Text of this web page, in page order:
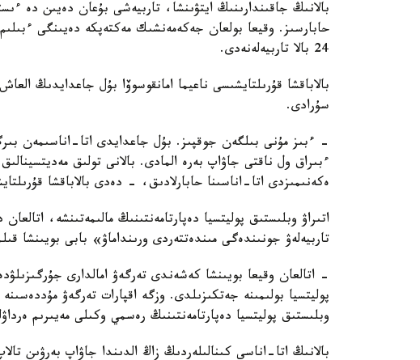
بالانىڭ جاقىندارىنىڭ ايتۋىنشا، تاربيەشى بۇعان دەيىن دە
حابارسىز. وقيعا بولعان جەكەمەنشىك مەكتەپكە دەيىنگى
24 بالا تاربيەلەنەدى.
بالاباقشا قۇرىلتايشىسى ناعيما امانقوسوۆا بۇل جاعدايدىڭ
سۇرادى.
- ءبىز مۇنى بىلگەن جوقپىز. بۇل جاعدايدى اتا-اناسىمەن
ءبىراق ول ناقتى جاۋاپ بەرە المادى. بالانى تولىق
ەكەنىمىزدى اتا-اناسىنا حابارلادىق، - دەدى بالاباقشا
اتىراۋ وبلىستىق پوليتسيا دەپارتامەنتىنىڭ مالىمەتىنشە،
تاربيەلەۋ جونىندەگى مىندەتتەردى ورىنداماۋ» بابى بويىنشا
- اتالعان وقيعا بويىنشا كەشەندى تەرگەۋ امالدارى
پوليتسيا بولىمىنە جەتكىزىلدى. وزگە اقپارات تەرگەۋ
وبلىستىق پوليتسيا دەپارتامەنتىنىڭ رەسمي وكىلى مەيىرىم
بالانىڭ اتا-اناسى كىنالىلەردىڭ زاڭ الدىندا جاۋاپ بەرۋىن